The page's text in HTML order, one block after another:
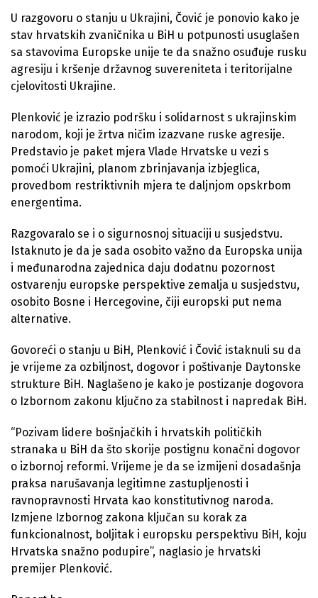
U razgovoru o stanju u Ukrajini, Čović je ponovio kako je
stav hrvatskih zvaničnika u BiH u potpunosti usuglašen
sa stavovima Europske unije te da snažno osuđuje rusku
agresiju i kršenje državnog suvereniteta i teritorijalne
cjelovitosti Ukrajine.
Plenković je izrazio podršku i solidarnost s ukrajinskim
narodom, koji je žrtva ničim izazvane ruske agresije.
Predstavio je paket mjera Vlade Hrvatske u vezi s
pomoći Ukrajini, planom zbrinjavanja izbjeglica,
provedbom restriktivnih mjera te daljnjom opskrbom
energentima.
Razgovaralo se i o sigurnosnoj situaciji u susjedstvu.
Istaknuto je da je sada osobito važno da Europska unija
i međunarodna zajednica daju dodatnu pozornost
ostvarenju europske perspektive zemalja u susjedstvu,
osobito Bosne i Hercegovine, čiji europski put nema
alternative.
Govoreći o stanju u BiH, Plenković i Čović istaknuli su da
je vrijeme za ozbiljnost, dogovor i poštivanje Daytonske
strukture BiH. Naglašeno je kako je postizanje dogovora
o Izbornom zakonu ključno za stabilnost i napredak BiH.
“Pozivam lidere bošnjačkih i hrvatskih političkih
stranaka u BiH da što skorije postignu konačni dogovor
o izbornoj reformi. Vrijeme je da se izmijeni dosadašnja
praksa narušavanja legitimne zastupljenosti i
ravnopravnosti Hrvata kao konstitutivnog naroda.
Izmjene Izbornog zakona ključan su korak za
funkcionalnost, boljitak i europsku perspektivu BiH, koju
Hrvatska snažno podupire”, naglasio je hrvatski
premijer Plenković.